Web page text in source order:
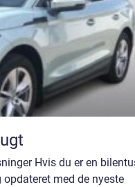
Hvis du er en
med de nyeste